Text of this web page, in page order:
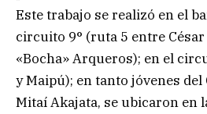
Este trabajo se realizó en el
circuito 9° (ruta 5 entre
«Bocha» Arqueros); en el
y Maipú); en tanto jóvenes
Mitaí Akajata, se ubicaron en